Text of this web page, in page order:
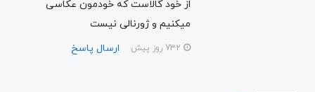
از خود کالاست که خودمون عکاسی
میکنیم و ژورنالی نیست
ارسال پاسخ